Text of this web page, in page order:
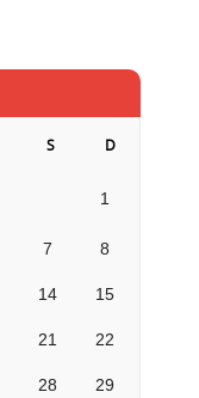
S D
1
7 8
14 15
21 22
28 29